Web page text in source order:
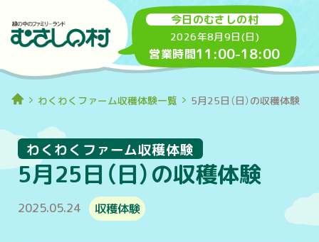
今日のむさしの村
2026年8月9日(日)
営業時間11:00-18:00
わくわくファーム収穫体験一覧 5月25日（日）の収穫体験
5月25日（日）の収穫体験
わくわくファーム収穫体験
2025.05.24 収穫体験